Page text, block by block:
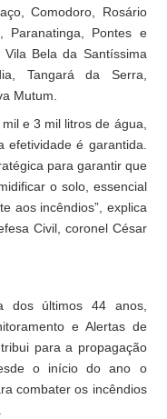
Comodoro, Rosário
Paranatinga, Pontes e
Bela da Santíssima
Tangará da Serra,
Mutum.
e 3 mil litros de água,
é garantida.
para garantir que
o solo, essencial
aos incêndios”, explica
Civil, coronel César
dos últimos 44 anos,
e Alertas de
para a propagação
o início do ano o
combater os incêndios